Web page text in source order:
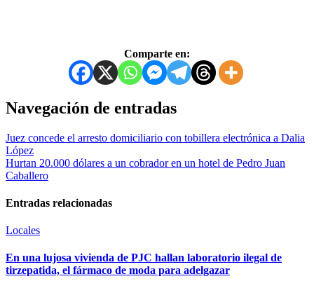
Comparte en:
Navegación de entradas
Juez concede el arresto domiciliario con tobillera electrónica a Dalia
López
Hurtan 20.000 dólares a un cobrador en un hotel de Pedro Juan
Caballero
Entradas relacionadas
Locales
En una lujosa vivienda de PJC hallan laboratorio ilegal de
tirzepatida, el fármaco de moda para adelgazar